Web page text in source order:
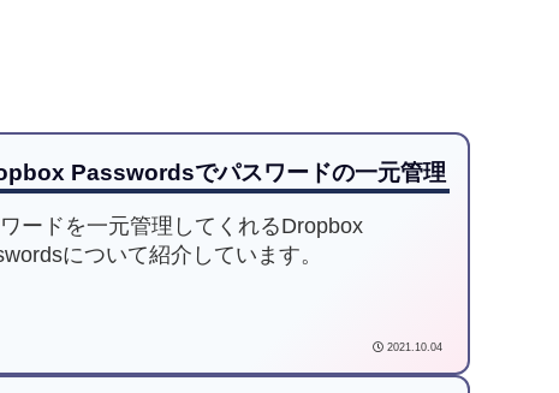
Passwordsでパスワードの一元管理
ードを一元管理してくれるDropbox
について紹介しています。
2021.10.04